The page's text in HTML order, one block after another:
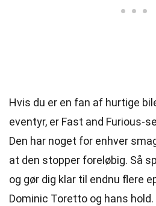
Hvis du er en fan af hurtige
eventyr, er Fast and Furious-
Den har noget for enhver
at den stopper foreløbig. Så
og gør dig klar til endnu flere
Dominic Toretto og hans